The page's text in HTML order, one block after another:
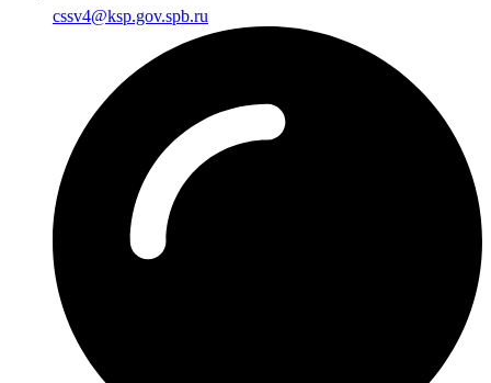
cssv4@ksp.gov.spb.ru